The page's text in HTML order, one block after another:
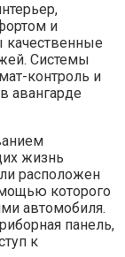
и
качественные
Системы
контроль и
авангарде
жизнь
расположен
которого
автомобиля.
панель,
к